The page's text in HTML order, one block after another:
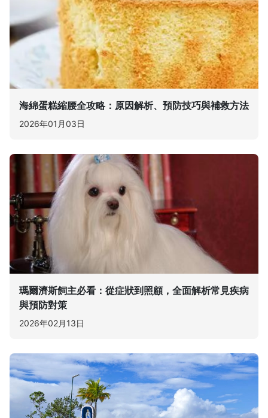
海綿蛋糕縮腰全攻略：原因解析、預防技巧與補救方法
2026年01月03日
瑪爾濟斯飼主必看：從症狀到照顧，全面解析常見疾病
與預防對策
2026年02月13日